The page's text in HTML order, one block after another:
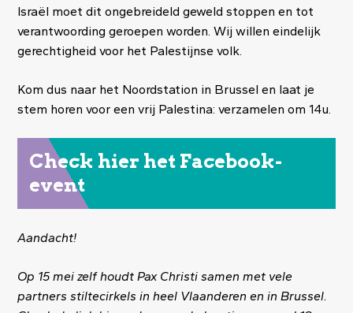
Israël moet dit ongebreideld geweld stoppen en tot
verantwoording geroepen worden. Wij willen eindelijk
gerechtigheid voor het Palestijnse volk.
Kom dus naar het Noordstation in Brussel en laat je
stem horen voor een vrij Palestina: verzamelen om 14u.
Check hier het Facebook-
event
Aandacht!
Op 15 mei zelf houdt Pax Christi samen met vele
partners stiltecirkels in heel Vlaanderen en in Brussel.